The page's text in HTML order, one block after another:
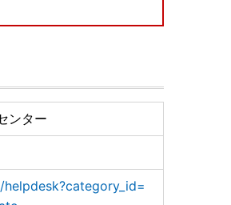
ご寄附後に下記問い合わせ
けますようお願いいたしま
（工具は入っておりませ
ンター